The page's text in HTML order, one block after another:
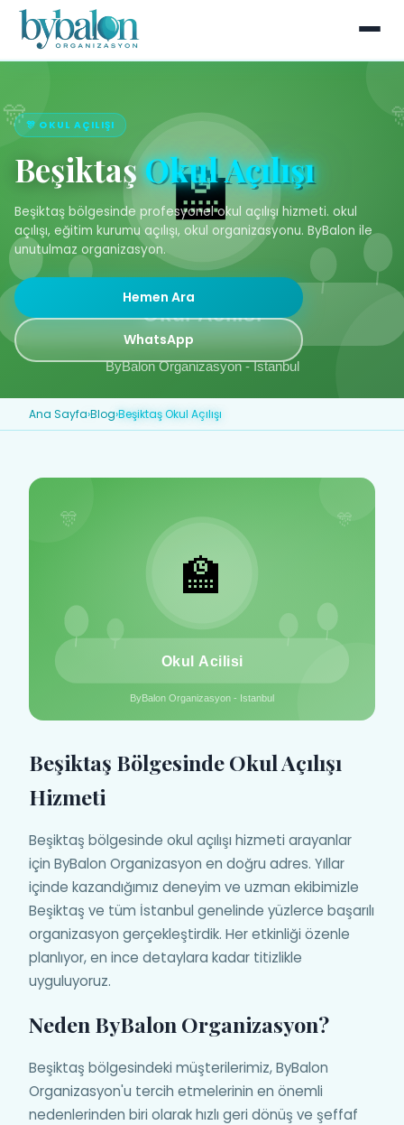
🎊 OKUL AÇILIŞI
BeşiktaşOkul Açılışı
Beşiktaş bölgesinde profesyonel okul açılışı hizmeti. okul
açılışı, eğitim kurumu açılışı, okul organizasyonu. ByBalon ile
unutulmaz organizasyon.
Hemen Ara
WhatsApp
Ana Sayfa›Blog›Beşiktaş Okul Açılışı
Beşiktaş Bölgesinde Okul Açılışı
Hizmeti
Beşiktaş bölgesinde okul açılışı hizmeti arayanlar
için ByBalon Organizasyon en doğru adres. Yıllar
içinde kazandığımız deneyim ve uzman ekibimizle
Beşiktaş ve tüm İstanbul genelinde yüzlerce başarılı
organizasyon gerçekleştirdik. Her etkinliği özenle
planlıyor, en ince detaylara kadar titizlikle
uyguluyoruz.
Neden ByBalon Organizasyon?
Beşiktaş bölgesindeki müşterilerimiz, ByBalon
Organizasyon'u tercih etmelerinin en önemli
nedenlerinden biri olarak hızlı geri dönüş ve şeffaf